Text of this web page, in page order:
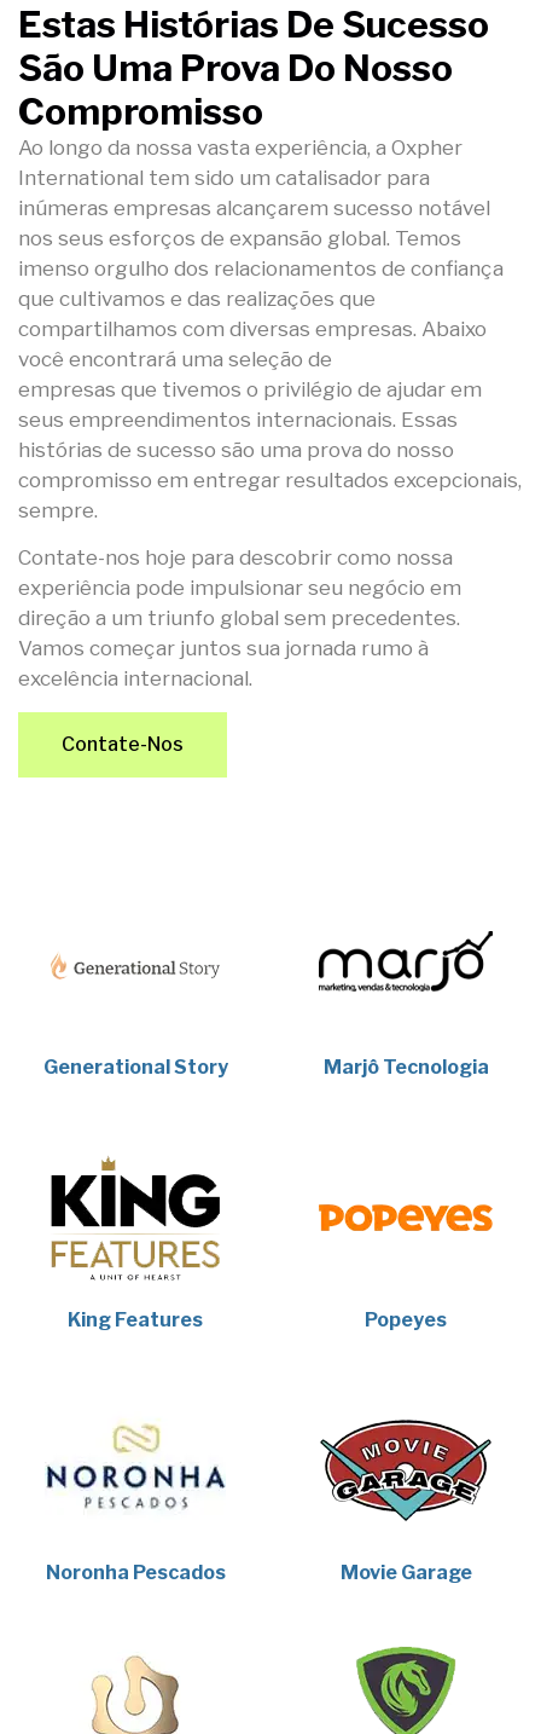
Estas Histórias De Sucesso
São Uma Prova Do Nosso
Compromisso
Ao longo da nossa vasta experiência, a Oxpher
International tem sido um catalisador para
inúmeras empresas alcançarem sucesso notável
nos seus esforços de expansão global. Temos
imenso orgulho dos relacionamentos de confiança
que cultivamos e das realizações que
compartilhamos com diversas empresas. Abaixo
você encontrará uma seleção de
empresas que tivemos o privilégio de ajudar em
seus empreendimentos internacionais. Essas
histórias de sucesso são uma prova do nosso
compromisso em entregar resultados excepcionais,
sempre.
Contate-nos hoje para descobrir como nossa
experiência pode impulsionar seu negócio em
direção a um triunfo global sem precedentes.
Vamos começar juntos sua jornada rumo à
excelência internacional.
Contate-Nos
Generational Story Marjô Tecnologia
King Features Popeyes
Noronha Pescados Movie Garage